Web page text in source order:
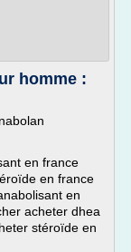
homme :
en france
en france
en
acheter dhea
stéroïde en